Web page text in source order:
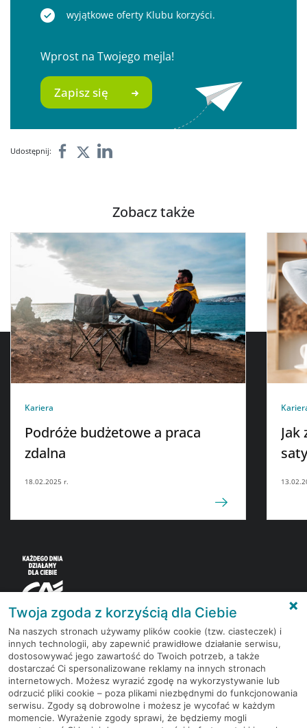
wyjątkowe oferty Klubu korzyści.
Wprost na Twojego mejla!
Zapisz się
Udostępnij:
Zobacz także
Kariera
Podróże budżetowe a praca
zdalna
18.02.2025 r.
Jak
Korzystaj z bezpłatnych materiałów, które
przygotowują eksperci rynku finansowego.
Dołącz do grona subskrybentów Newslettera i bądź
na bieżąco z nowościami i promocjami
Twoja zgoda z korzyścią dla Ciebie
Na naszych stronach używamy plików cookie (tzw. ciasteczek) i
innych technologii, aby zapewnić prawidłowe działanie serwisu,
dostosowywać jego zawartość do Twoich potrzeb, a także
dostarczać Ci spersonalizowane reklamy na innych stronach
internetowych. Możesz wyrazić zgodę na wykorzystywanie lub
odrzucić pliki cookie – poza plikami niezbędnymi do funkcjonowania
serwisu. Zgody są dobrowolne i możesz je wycofać w każdym
momencie. Wyrażenie zgody sprawi, że będziemy mogli